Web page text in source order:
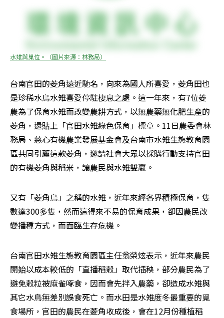
水雉與巢位。（圖片來源：林務局）
台南官田的菱角遠近馳名，向來為國人所喜愛，菱角田也
是珍稀水鳥水雉喜愛停駐棲息之處。這一年來，有7位菱
農為了保育水雉而改變農耕方式，以無農藥無化肥生產的
菱角，還貼上「官田水雉綠色保育」標章。11日農委會林
務局、慈心有機農業發展基金會及台南市水雉生態教育園
區共同引薦這款菱角，邀請社會大眾以採購行動支持官田
的有機菱角與稻米，讓農民與水雉雙嬴。
又有「菱角鳥」之稱的水雉，近年來經各界積極保育，隻
數達300多隻，然而這得來不易的保育成果，卻因農民改
變播種方式，而面臨生存危機。
台南官田水雉生態教育園區主任翁榮炫表示，近年來農民
開始以成本較低的「直播稻穀」取代插秧，部分農民為了
避免穀粒被麻雀啄食，因而會先拌入農藥，卻造成水雉與
其它水鳥無差別誤食死亡。而水田是水雉度冬最重要的覓
食場所，官田的農民在菱角收成後，會在12月份種植稻